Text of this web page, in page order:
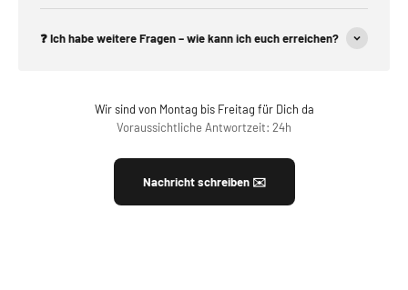
❓ Ich habe weitere Fragen – wie kann ich euch erreichen?
Wir sind von Montag bis Freitag für Dich da
Voraussichtliche Antwortzeit: 24h
Nachricht schreiben ✉️